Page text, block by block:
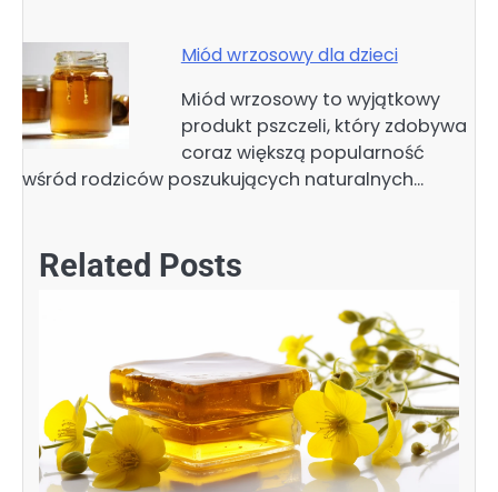
Miód wrzosowy dla dzieci
Miód wrzosowy to wyjątkowy
produkt pszczeli, który zdobywa
coraz większą popularność
wśród rodziców poszukujących naturalnych…
Related Posts